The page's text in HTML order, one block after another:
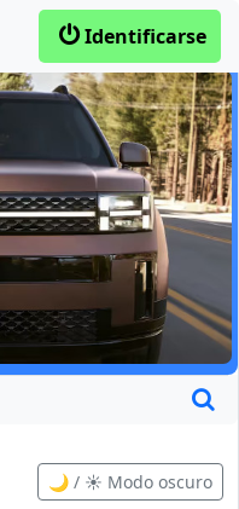
Identificarse
🌙 / ☀️ Modo oscuro